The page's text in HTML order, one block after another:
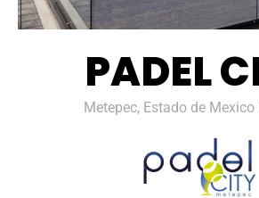
PADEL
Metepec, Estado de Mexico